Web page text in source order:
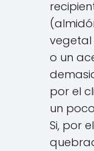
o un
por el
un
Si, por